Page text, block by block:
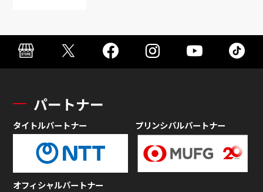
パートナー
タイトルパートナー プリンシパルパートナー
オフィシャルパートナー